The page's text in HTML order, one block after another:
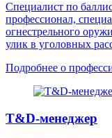
Специалист по
профессионал,
огнестрельного
улик в уголовных
Подробнее о
T&D-менеджер